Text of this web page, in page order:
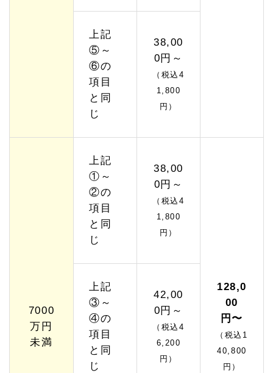
上記
⑤～
⑥の
項目
と同
じ
38,00
0円～
（税込4
1,800
円）
7000
万円
未満
上記
①～
②の
項目
と同
じ
38,00
0円～
（税込4
1,800
円）
128,0
00
円〜
（税込1
40,800
円）
上記
③～
④の
項目
と同
じ
42,00
0円～
（税込4
6,200
円）